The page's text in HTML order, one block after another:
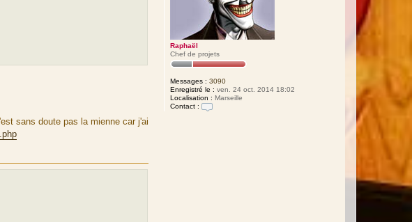
Raphaël
Chef de projets
Messages : 3090
Enregistré le : ven. 24 oct. 2014 18:02
Localisation : Marseille
Contact :
sans doute pas la mienne car j'ai